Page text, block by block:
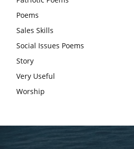
Poems
Sales Skills
Social Issues Poems
Story
Very Useful
Worship